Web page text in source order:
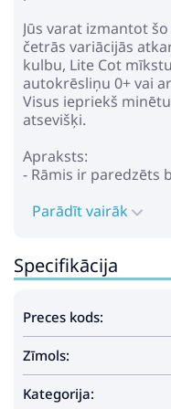
Jūs varat izmantot
četrās variācijās
kulbu, Lite Cot
autokrēsliņu 0+ vai
Visus iepriekš
atsevišķi.
Apraksts:
- Rāmis ir paredzēts
- Kulba ir paredzēta
iekarot kalnu
- Atbalsts uz
- Bremzēšanas
- Roktura sensori
piepūli, viedais
aprēķinātu optimāli
- Divi klusi
Parādīt vairāk
Specifikācija
Preces kods:
Zīmols:
Kategorija: